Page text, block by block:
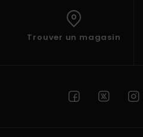
Trouver un magasin